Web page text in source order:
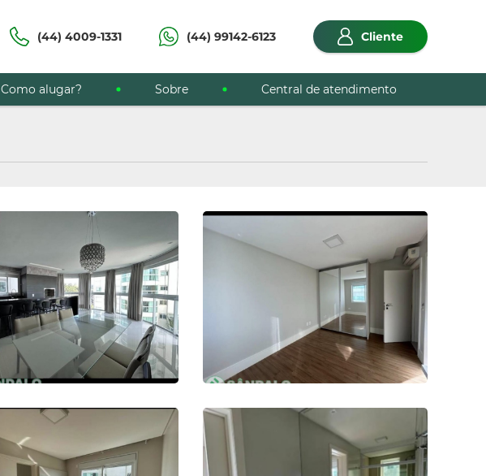
(44) 4009-1331 (44) 99142-6123 Cliente
Como alugar? Sobre Central de atendimento